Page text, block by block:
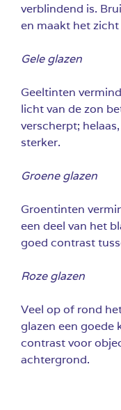
verblindend is.
en maakt het
Gele glazen
Geeltinten
licht van de zon
verscherpt;
sterker.
Groene glazen
Groentinten
een deel van het
goed contrast
Roze glazen
Veel op of rond
glazen een goede
contrast voor
achtergrond.